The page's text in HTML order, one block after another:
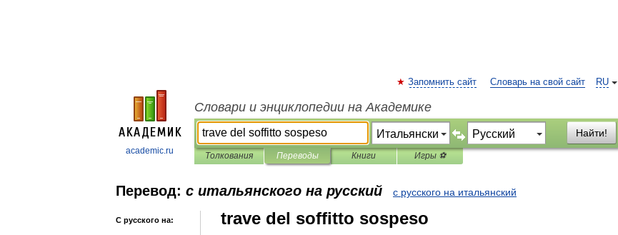
academic.ru
RU
Запомнить сайт Словарь на свой сайт
Словари и энциклопедии на Академике
Найти!
Толкования Переводы Книги Игры ⚽
Перевод: с итальянского на русский с русского на итальянский
С русского на: trave del soffitto sospeso